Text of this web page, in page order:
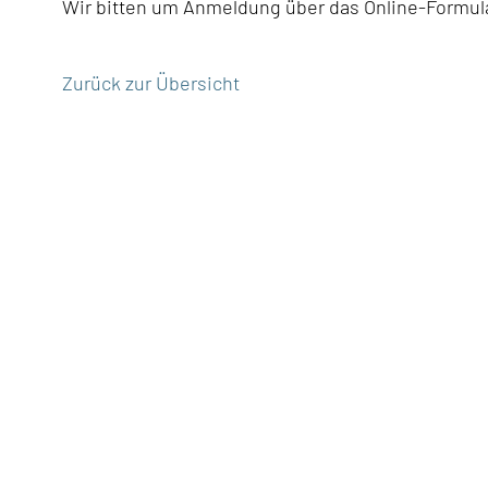
Wir bitten um Anmeldung über das Online-
Zurück zur Übersicht